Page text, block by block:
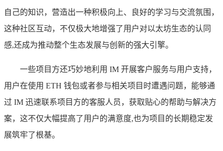
自己的知识，营造出一种积极向上、良好的学习与交流氛围，
这种社区互动，不仅极大地增强了用户对以太坊生态的认同
感,还成为推动整个生态发展与创新的强大引擎。
一些项目方还巧妙地利用 IM 开展客户服务与用户支持，
用户在使用 ETH 钱包或者参与相关项目时遭遇问题，能够通
过 IM 迅速联系项目方的客服人员，获取贴心的帮助与解决方
案，这不仅大幅提高了用户的满意度,也为项目的长期稳定发
展筑牢了根基。